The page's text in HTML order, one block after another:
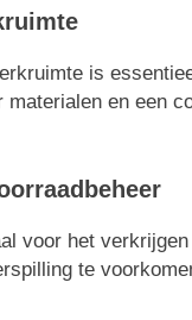
is
en een
voor het
te